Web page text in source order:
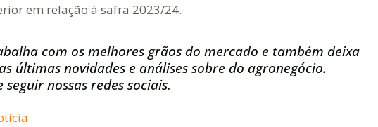
em relação à safra 2023/24.
com os melhores grãos do mercado e também deixa
últimas novidades e análises sobre do agronegócio.
seguir nossas redes sociais.